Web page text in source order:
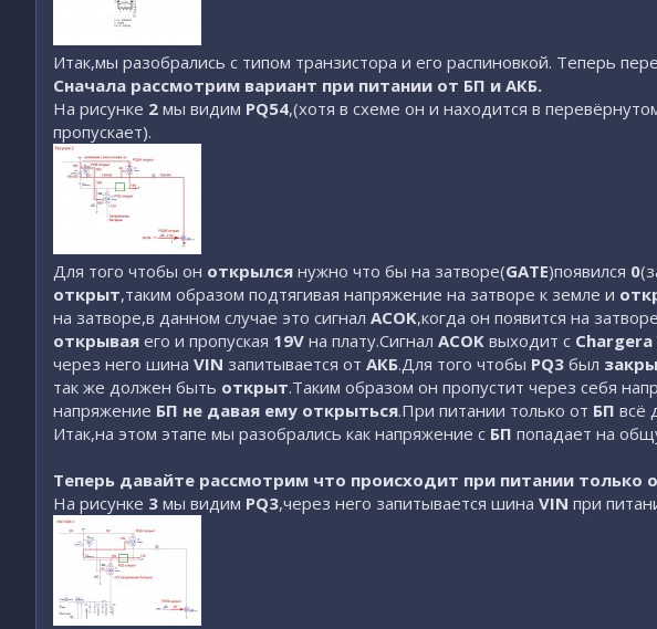
Итак,мы разобрались с типом транзистора и его распиновкой. Теперь
Сначала рассмотрим вариант при питании от БП и АКБ.
На рисунке 2 мы видим PQ54,(хотя в схеме он и находится в
пропускает).
Для того чтобы он открылся нужно что бы на затворе(GATE)появился 0
открыт,таким образом подтягивая напряжение на затворе к земле и
на затворе,в данном случае это сигнал ACOK,когда он появится на затворе
открывая его и пропуская 19V на плату.Сигнал ACOK выходит с Chargera
через него шина VIN запитывается от АКБ.Для того чтобы PQ3 был
так же должен быть открыт.Таким образом он пропустит через себя
напряжение БП не давая ему открыться.При питании только от БП всё
Итак,на этом этапе мы разобрались как напряжение с БП попадает на
Теперь давайте рассмотрим что происходит при питании только
На рисунке 3 мы видим PQ3,через него запитывается шина VIN при